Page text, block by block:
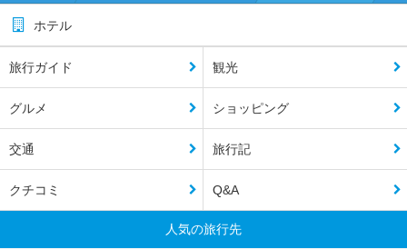
ホテル
旅行ガイド 観光
グルメ ショッピング
交通 旅行記
クチコミ Q&A
人気の旅行先